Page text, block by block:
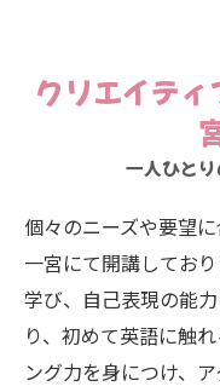
一人ひと
クリエイテ
個々のニーズや要望
一宮にて開講してお
学び、自己表現の能
り、初めて英語に触
ング力を身につけ、